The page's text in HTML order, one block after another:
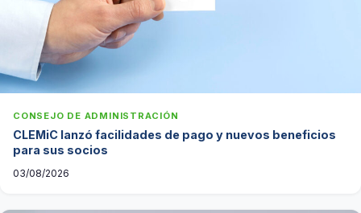
CONSEJO DE ADMINISTRACIÓN
CLEMiC lanzó facilidades de pago y nuevos beneficios
para sus socios
03/08/2026